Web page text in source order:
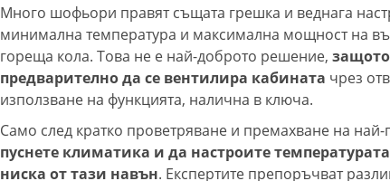
Много шофьори правят същата грешка и веднага
минимална температура и максимална мощност на
гореща кола. Това не е най-доброто решение,
предварително да се вентилира кабината чрез
използване на функцията, налична в ключа.
Само след кратко проветряване и премахване на
пуснете климатика и да настроите
ниска от тази навън. Експертите препоръчват